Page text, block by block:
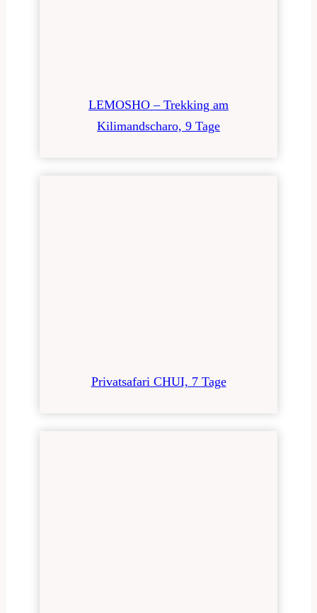
LEMOSHO – Trekking am
Kilimandscharo, 9 Tage
Privatsafari CHUI, 7 Tage